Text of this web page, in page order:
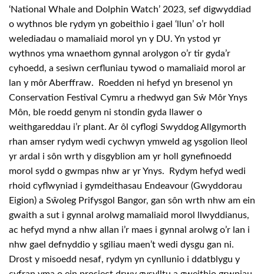
‘National Whale and Dolphin Watch’ 2023, sef digwyddiad
o wythnos ble rydym yn gobeithio i gael ‘llun’ o’r holl
welediadau o mamaliaid morol yn y DU. Yn ystod yr
wythnos yma wnaethom gynnal arolygon o’r tir gyda’r
cyhoedd, a sesiwn cerfluniau tywod o mamaliaid morol ar
lan y môr Aberffraw. Roedden ni hefyd yn bresenol yn
Conservation Festival Cymru a rhedwyd gan Sŵ Môr Ynys
Môn, ble roedd genym ni stondin gyda llawer o
weithgareddau i’r plant. Ar ôl cyflogi Swyddog Allgymorth
rhan amser rydym wedi cychwyn ymweld ag ysgolion lleol
yr ardal i sôn wrth y disgyblion am yr holl gynefinoedd
morol sydd o gwmpas nhw ar yr Ynys. Rydym hefyd wedi
rhoid cyflwyniad i gymdeithasau Endeavour (Gwyddorau
Eigion) a Sŵoleg Prifysgol Bangor, gan sôn wrth nhw am ein
gwaith a sut i gynnal arolwg mamaliaid morol llwyddianus,
ac hefyd mynd a nhw allan i’r maes i gynnal arolwg o’r lan i
nhw gael defnyddio y sgiliau maen’t wedi dysgu gan ni.
Drost y misoedd nesaf, rydym yn cynllunio i ddatblygu y